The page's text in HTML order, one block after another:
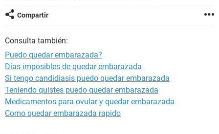
GLOSARIO
Compartir
Consulta también:
Puedo quedar embarazada?
Días imposibles de quedar embarazada
Si tengo candidiasis puedo quedar embarazada
Teniendo quistes puedo quedar embarazada
Medicamentos para ovular y quedar embarazada
Como quedar embarazada rapido